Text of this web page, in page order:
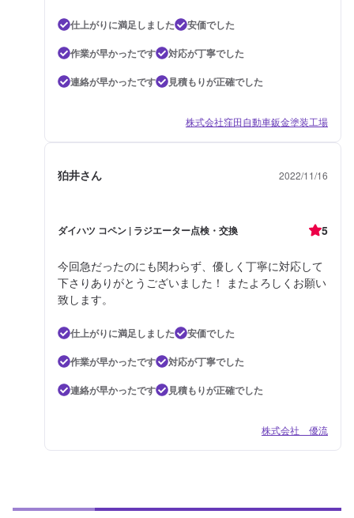
仕上がりに満足しました
安価でした
作業が早かったです
対応が丁寧でした
連絡が早かったです
見積もりが正確でした
株式会社窪田自動車鈑金塗装工場
狛井さん 2022/11/16
ダイハツ コペン | ラジエーター点検・交換 5
今回急だったのにも関わらず、優しく丁寧に対応して
下さりありがとうございました！ またよろしくお願い
致します。
仕上がりに満足しました
安価でした
作業が早かったです
対応が丁寧でした
連絡が早かったです
見積もりが正確でした
株式会社 優流